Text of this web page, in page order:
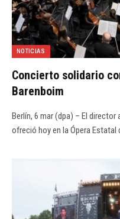
NOTICIAS
Concierto solidario
Barenboim
Berlín, 6 mar (dpa) – El
ofreció hoy en la Ópera Estatal